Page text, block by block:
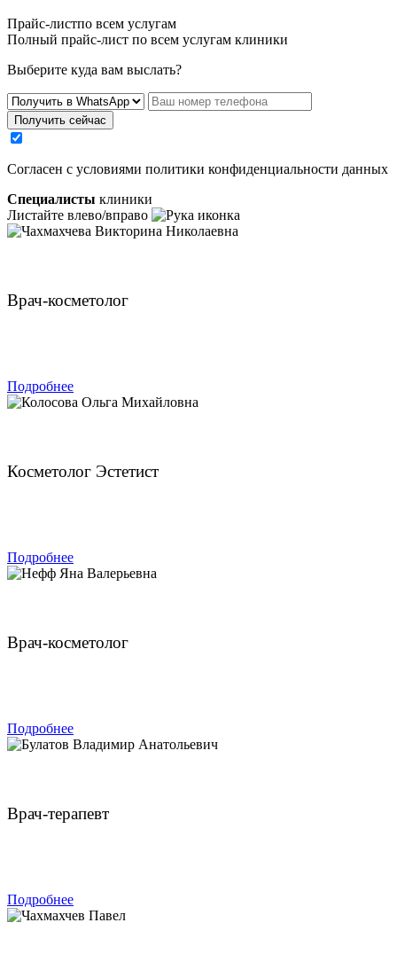
Прайс-листпо всем услугам
Полный прайс-лист по всем услугам клиники
Выберите куда вам выслать?
Получить сейчас
Cогласен с условиями политики конфиденциальности данных
Специалисты клиники
Листайте влево/вправо
Врач-косметолог
Подробнее
Косметолог Эстетист
Подробнее
Врач-косметолог
Подробнее
Врач-терапевт
Подробнее